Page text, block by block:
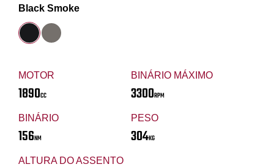
MOTOR
1890CC
BINÁRIO MÁXIMO
3300RPM
BINÁRIO
156NM
PESO
304KG
ALTURA DO ASSENTO
Black Smoke